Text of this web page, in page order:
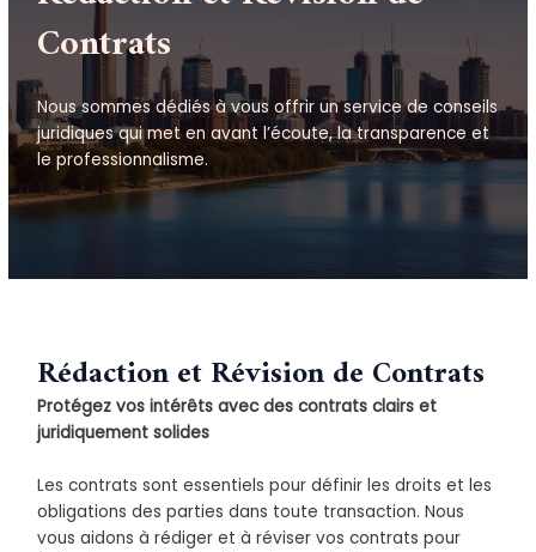
Contrats
Nous sommes dédiés à vous offrir un service de conseils
juridiques qui met en avant l’écoute, la transparence et
le professionnalisme.
Rédaction et Révision de Contrats
Protégez vos intérêts avec des contrats clairs et
juridiquement solides
Les contrats sont essentiels pour définir les droits et les
obligations des parties dans toute transaction. Nous
vous aidons à rédiger et à réviser vos contrats pour